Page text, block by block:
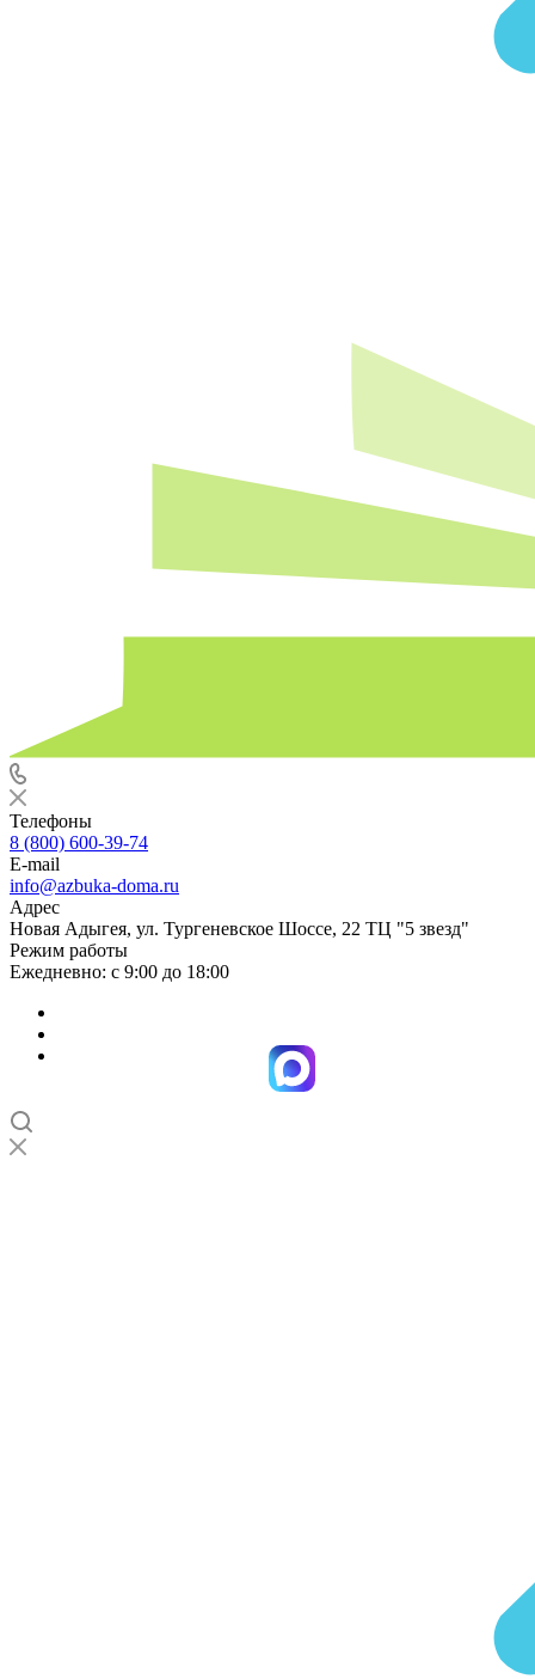
Телефоны
8 (800) 600-39-74
E-mail
info@azbuka-doma.ru
Адрес
Новая Адыгея, ул. Тургеневское Шоссе, 22 ТЦ "5 звезд"
Режим работы
Ежедневно: с 9:00 до 18:00